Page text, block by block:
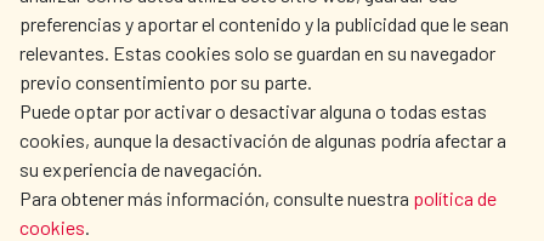
preferencias y aportar el contenido y la publicidad que le sean
relevantes. Estas cookies solo se guardan en su navegador
previo consentimiento por su parte.
Puede optar por activar o desactivar alguna o todas estas
cookies, aunque la desactivación de algunas podría afectar a
su experiencia de navegación.
Para obtener más información, consulte nuestra política de
cookies.
OUR SOCIAL MEDIA